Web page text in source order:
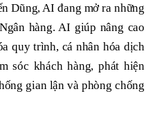
Dũng, AI đang mở ra những
hàng. AI giúp nâng cao
quy trình, cá nhân hóa dịch
sóc khách hàng, phát hiện
gian lận và phòng chống